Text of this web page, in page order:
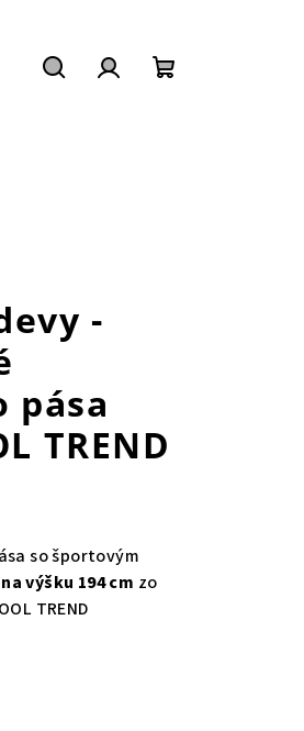
-
pása
TREND
so športovým
na výšku 194 cm zo
TREND